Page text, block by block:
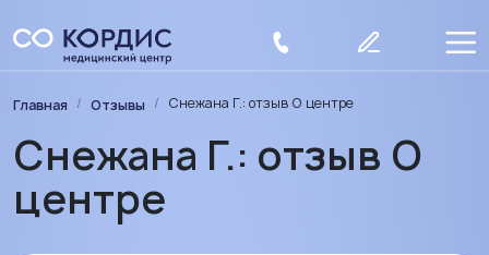
Строка навигации
Главная Отзывы Снежана Г.: отзыв О центре
Снежана Г.: отзыв О
центре